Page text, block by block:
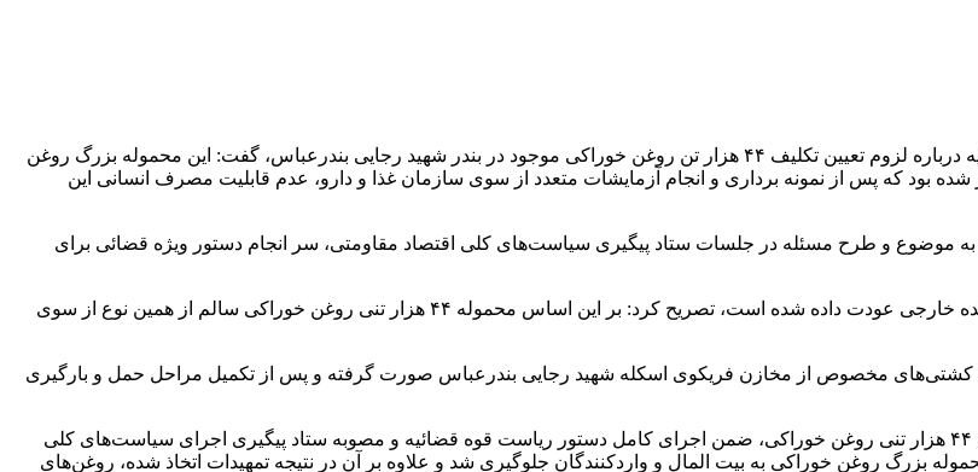
مجتبی قهرمانی رئیس کل دادگستری هرمزگان با اشاره به دستور رئیس قوه قضائیه درباره لزوم تعیین تکلیف ۴۴ هزار تن روغن خوراکی موجود در بندر شهید رجایی بندرعباس، گفت: این محموله بزرگ روغن
مرداد ۱۴۰۰ از کشور آرژانتین وارد کشور شده بود که پس از نمونه برداری و انجام آزمایشات متعدد از سوی سازمان غذا و دارو، عدم قابلیت مصرف انسانی این
به موضوع و طرح مسئله در جلسات ستاد پیگیری سیاست‌های کلی اقتصاد مقاومتی، سر انجام دستور ویژه قضائی برای
رئیس کل دادگستری هرمزگان همچنین با بیان اینکه محموله مذکور با هزینه فروشنده خارجی عودت داده شده است، تصریح کرد: بر این اساس محموله ۴۴ هزار تنی روغن خوراکی سالم از همین نوع از سوی
مخصوص از مخازن فریکوی اسکله شهید رجایی بندرعباس صورت گرفته و پس از تکمیل مراحل حمل و بارگیری
رئیس کل دادگستری استان هرمزگان تأکید کرد: بر این اساس با عودت این محموله ۴۴ هزار تنی روغن خوراکی، ضمن اجرای کامل دستور ریاست قوه قضائیه و مصوبه ستاد پیگیری اجرای سیاست‌های کلی
بزرگ روغن خوراکی به بیت المال و واردکنندگان جلوگیری شد و علاوه بر آن در نتیجه تمهیدات اتخاذ شده، روغن‌های